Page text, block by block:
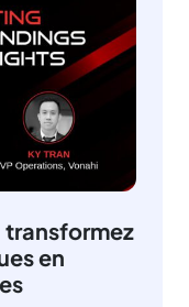
transformez
en